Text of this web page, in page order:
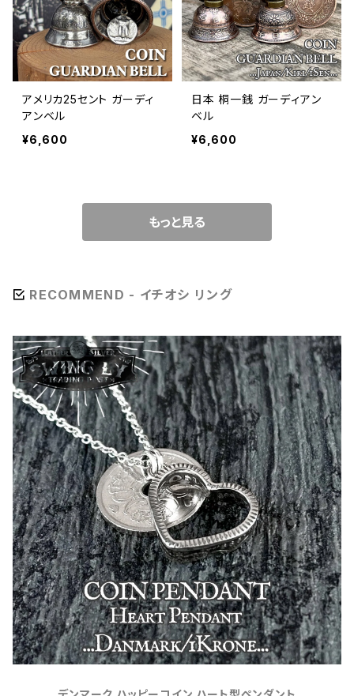
アメリカ25セント ガーディ
アンベル
¥6,600
日本 桐一銭 ガーディアン
ベル
¥6,600
もっと見る
RECOMMEND - イチオシ リング